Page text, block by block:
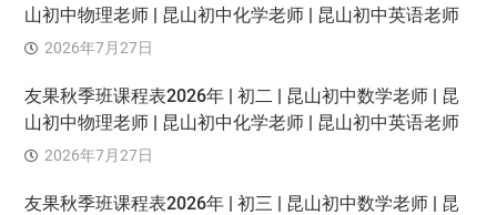
山初中物理老师 | 昆山初中化学老师 | 昆山初中英语老师
2026年7月27日
友果秋季班课程表2026年 | 初二 | 昆山初中数学老师 | 昆
山初中物理老师 | 昆山初中化学老师 | 昆山初中英语老师
2026年7月27日
友果秋季班课程表2026年 | 初三 | 昆山初中数学老师 | 昆